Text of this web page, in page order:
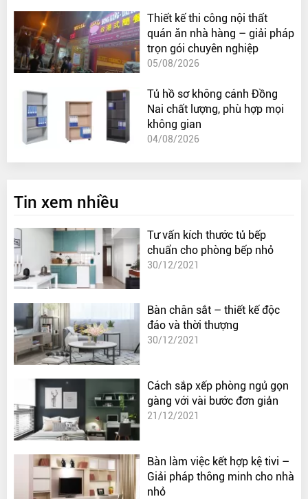
Thiết kế thi công nội thất
quán ăn nhà hàng – giải pháp
trọn gói chuyên nghiệp
05/08/2026
Tủ hồ sơ không cánh Đồng
Nai chất lượng, phù hợp mọi
không gian
04/08/2026
Tin xem nhiều
Tư vấn kích thước tủ bếp
chuẩn cho phòng bếp nhỏ
30/12/2021
Bàn chân sắt – thiết kế độc
đáo và thời thượng
30/12/2021
Cách sắp xếp phòng ngủ gọn
gàng với vài bước đơn giản
21/12/2021
Bàn làm việc kết hợp kệ tivi –
Giải pháp thông minh cho nhà
nhỏ